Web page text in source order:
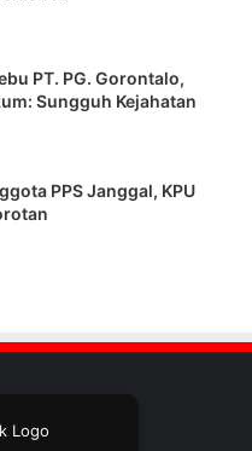
PT. PG. Gorontalo,
Sungguh Kejahatan
PPS Janggal, KPU